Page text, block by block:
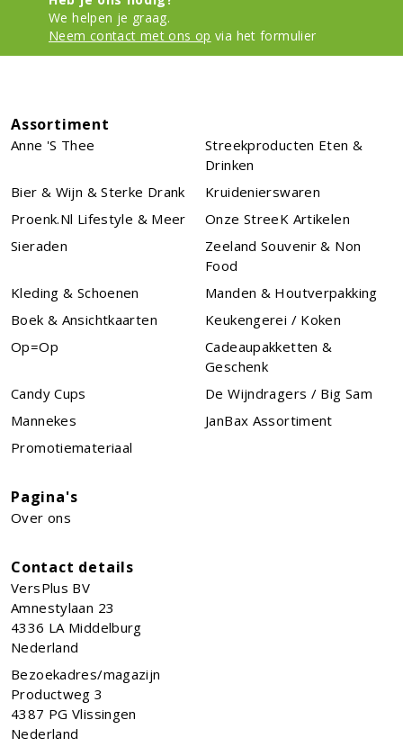
We helpen je graag.
Neem contact met ons op via het formulier
Assortiment
Anne 's Thee
Streekproducten Eten &
Drinken
Bier & Wijn & Sterke Drank
Kruidenierswaren
Proenk.nl Lifestyle & Meer
Onze StreeK Artikelen
Sieraden
Zeeland Souvenir & Non
Food
Kleding & Schoenen
Manden & Houtverpakking
Boek & Ansichtkaarten
Keukengerei / Koken
Op=Op
Cadeaupakketten &
Geschenk
Candy Cups
De Wijndragers / Big Sam
Mannekes
JanBax Assortiment
Promotiemateriaal
Pagina's
Over ons
Contact details
VersPlus BV
Amnestylaan 23
4336 LA Middelburg
Nederland
Bezoekadres/magazijn
Productweg 3
4387 PG Vlissingen
Nederland